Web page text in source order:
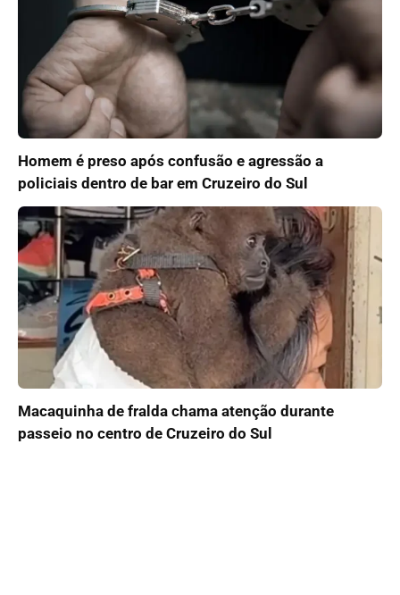
Homem é preso após confusão e agressão a
policiais dentro de bar em Cruzeiro do Sul
Macaquinha de fralda chama atenção durante
passeio no centro de Cruzeiro do Sul